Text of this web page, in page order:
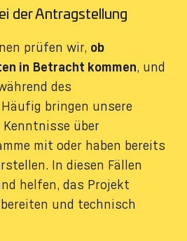
der Antragstellung
prüfen wir, ob
in Betracht kommen, und
des
bringen unsere
über
mit oder haben bereits
In diesen Fällen
helfen, das Projekt
und technisch